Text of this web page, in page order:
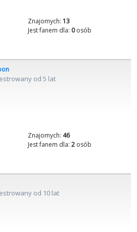
Znajomych: 13
Jest fanem dla: 0osób
od 5 lat
Znajomych: 46
Jest fanem dla: 2 osób
od 10 lat